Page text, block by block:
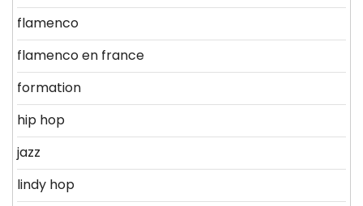
flamenco
flamenco en france
formation
hip hop
jazz
lindy hop